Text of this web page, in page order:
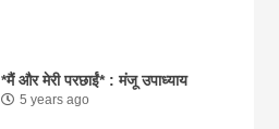
*मैं और मेरी परछाईं* : मंजू उपाध्याय
5 years ago